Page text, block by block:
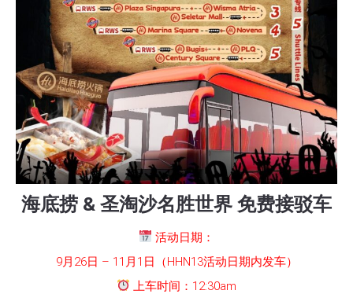
海底捞 & 圣淘沙名胜世界 免费接驳车
活动日期：
9月26日 – 11月1日（HHN13活动日期内发车）
上车时间： 12:30am